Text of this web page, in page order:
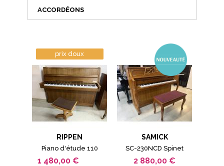
ACCORDÉONS
prix doux
RIPPEN
Piano d'étude 110
1 480,00 €
SAMICK
SC-230NCD Spinet
2 880,00 €